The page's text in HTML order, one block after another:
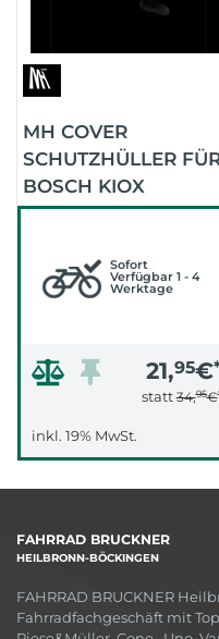
MH COVER
SCHUTZHÜLLER
BOSCH KIOX
Sofort
Verfügbar 1 - 4
Werktage
21,95€
statt34,95€
inkl. 19% MwSt.
FAHRRAD BRUCKNER
HEILBRONN-BÖCKINGEN
FAHRRAD BRUCKNER
Fahrradfachgeschäft mit